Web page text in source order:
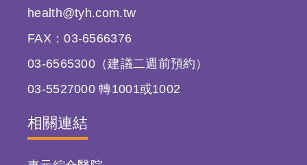
health@tyh.com.tw
FAX：03-6566376
03-6565300（建議二週前預約）
03-5527000 轉1001或1002
相關連結